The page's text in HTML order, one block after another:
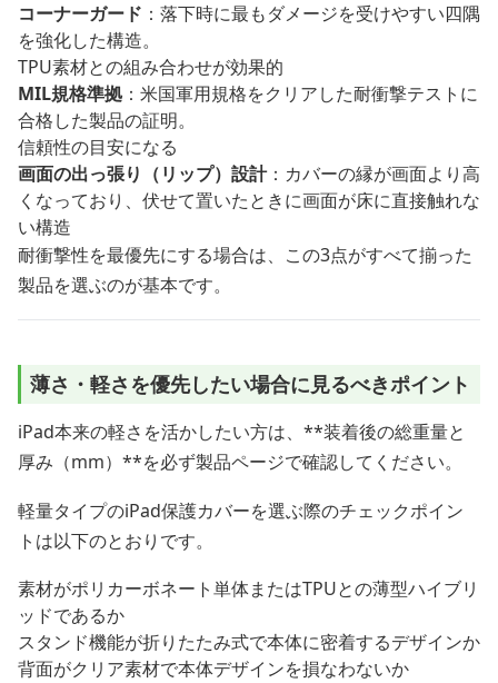
コーナーガード ：落下時に最もダメージを受けやすい四隅
を強化した構造。
TPU素材との組み合わせが効果的
MIL規格準拠 ：米国軍用規格をクリアした耐衝撃テストに
合格した製品の証明。
信頼性の目安になる
画面の出っ張り（リップ）設計：カバーの縁が画面より高
くなっており、伏せて置いたときに画面が床に直接触れな
い構造
耐衝撃性を最優先にする場合は、この3点がすべて揃った
製品を選ぶのが基本です。
薄さ・軽さを優先したい場合に見るべきポイント
iPad本来の軽さを活かしたい方は、**装着後の総重量と
厚み（mm）**を必ず製品ページで確認してください。
軽量タイプのiPad保護カバーを選ぶ際のチェックポイン
トは以下のとおりです。
素材がポリカーボネート単体またはTPUとの薄型ハイブリ
ッドであるか
スタンド機能が折りたたみ式で本体に密着するデザインか
背面がクリア素材で本体デザインを損なわないか